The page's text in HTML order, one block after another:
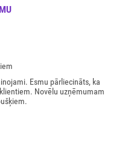
Esmu pārliecināts, ka
Novēlu uzņēmumam